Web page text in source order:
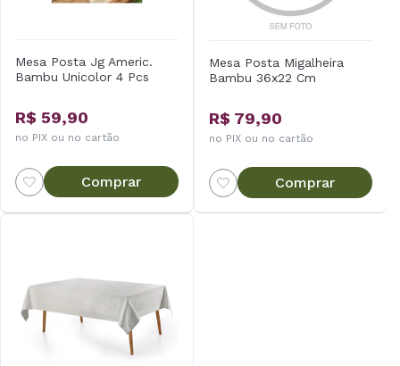
Mesa Posta Jg Americ.
Bambu Unicolor 4 Pcs
R$ 59,90
no PIX ou no cartão
Comprar
Mesa Posta Migalheira
Bambu 36x22 Cm
R$ 79,90
no PIX ou no cartão
Comprar